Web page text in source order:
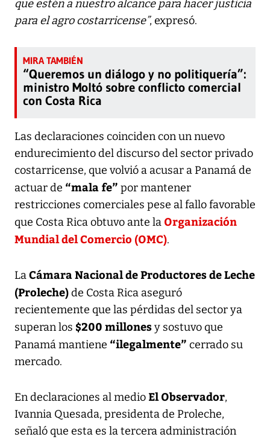
que estén a nuestro alcance para hacer justicia
para el agro costarricense”, expresó.
“Queremos un diálogo y no politiquería”:
ministro Moltó sobre conflicto comercial
con Costa Rica
Las declaraciones coinciden con un nuevo
endurecimiento del discurso del sector privado
costarricense, que volvió a acusar a Panamá de
actuar de “mala fe” por mantener
restricciones comerciales pese al fallo favorable
que Costa Rica obtuvo ante la Organización
Mundial del Comercio (OMC).
LaCámara Nacional de Productores de Leche
(Proleche)de Costa Rica aseguró
recientemente que las pérdidas del sector ya
superan los $200 millonesy sostuvo que
Panamá mantiene “ilegalmente” cerrado su
mercado.
En declaraciones al medio El Observador,
Ivannia Quesada, presidenta de Proleche,
señaló que esta es la tercera administración